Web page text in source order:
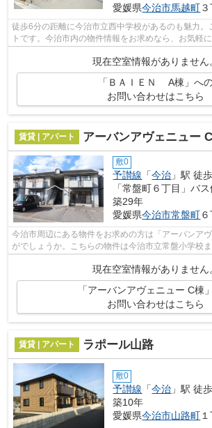
愛媛県今治市馬越町
徒歩6分の距離に今治市立西中学校があるのも魅力。
トです。今治市内の物件情報をお求めなら、お気軽
現在空室情報がありません
「ＢＡＩＥＮ A棟」へ
お問い合わせはこちら
賃貸 | アパート アーバンアヴェニュー
敷0
予讃線 「今治 」駅 徒
「常盤町６丁目」バ
築29年
愛媛県今治市常盤町
今治市周辺にある物件をお求めの方は「アーバンア
がでしょうか。こちらの物件は今治市立常盤小学校
現在空室情報がありません
「アーバンアヴェニュー C棟
お問い合わせはこちら
賃貸 | アパート ラポール山路
敷0
予讃線 「今治 」駅 徒
築10年
愛媛県今治市山路町